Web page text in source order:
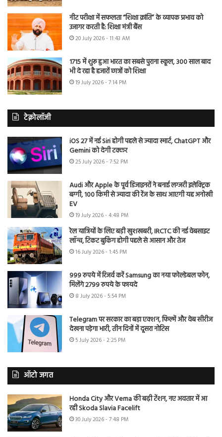
नीट परीक्षा में सफलता “शिक्षा क्रांति” के व्यापक प्रभाव को
उजागर करती है: शिक्षा मंत्री बैंस
20 July 2026 - 11:43 AM
1715 में शुरू हुआ भारत का सबसे पुराना स्कूल, 300 साल बाद
भी दे रहा है हजारों छात्रों को शिक्षा
19 July 2026 - 7:14 PM
टेक्नोलॉजी
iOS 27 में नई Siri होगी पहले से ज्यादा स्मार्ट, ChatGPT और
Gemini को देगी टक्कर
25 July 2026 - 7:52 PM
Audi और Apple के पूर्व डिजाइनरों ने बनाई लग्जरी इलेक्ट्रिक
बग्गी, 100 किमी से ज्यादा की रेंज के साथ आएगी यह अनोखी
EV
19 July 2026 - 4:48 PM
रेल यात्रियों के लिए बड़ी खुशखबरी, IRCTC की नई वेबसाइट
लॉन्च, टिकट बुकिंग होगी पहले से आसान और तेज
16 July 2026 - 1:45 PM
999 रुपये में रिजर्व करें Samsung का नया फोल्डेबल फोन,
मिलेंगे 2799 रुपये के फायदे
8 July 2026 - 5:54 PM
Telegram पर सरकार का बड़ा एक्शन, फिल्में और वेब सीरीज
देखना पड़ेगा भारी, तीन दिनों में दूसरा नोटिस
5 July 2026 - 2:25 PM
ऑटो जगत
Honda City और Verna की बढ़ी टेंशन, नए अवतार में आ
रही Skoda Slavia Facelift
30 July 2026 - 7:48 PM